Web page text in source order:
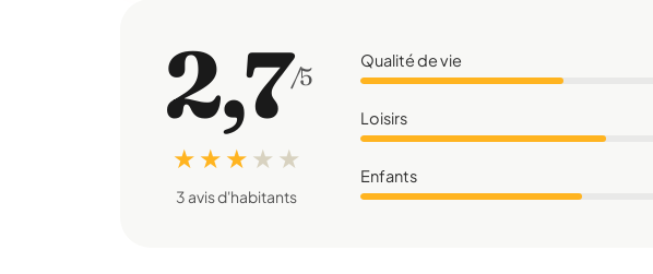
2,7/5
★ ★ ★ ★ ★
3 avis d'habitants
Qualité de vie
Loisirs
Enfants